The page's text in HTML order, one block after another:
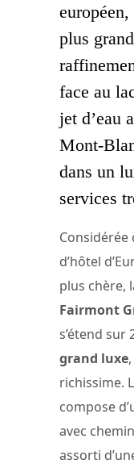
plus
face au
jet d’eau
Mont-
dans un
services
d’hôtel
plus chère,
Fairmont
s’étend sur
grand luxe
richissime.
compose
avec
assorti